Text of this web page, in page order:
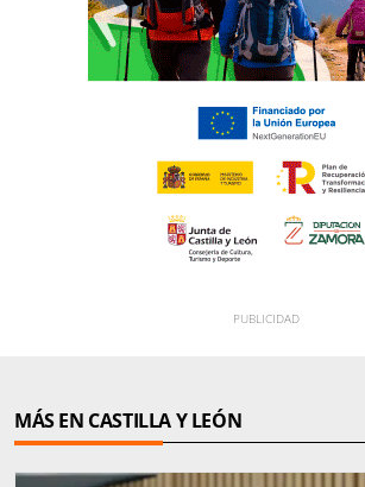
MÁS EN CASTILLA Y LEÓN